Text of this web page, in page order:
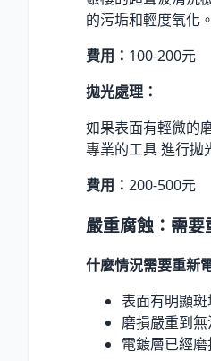
的污垢和輕度氧化。
費用： 100-200元
拋光處理：
如果表面有輕微的
專業的工具 進行拋
費用： 200-500元
嚴重腐蝕：需要
什麼情況需要重新
表面有明顯斑
磨損嚴重到
電鍍層已經磨